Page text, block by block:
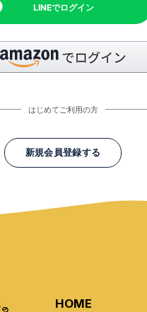
LINEでログイン
はじめてご利用の方
HOME